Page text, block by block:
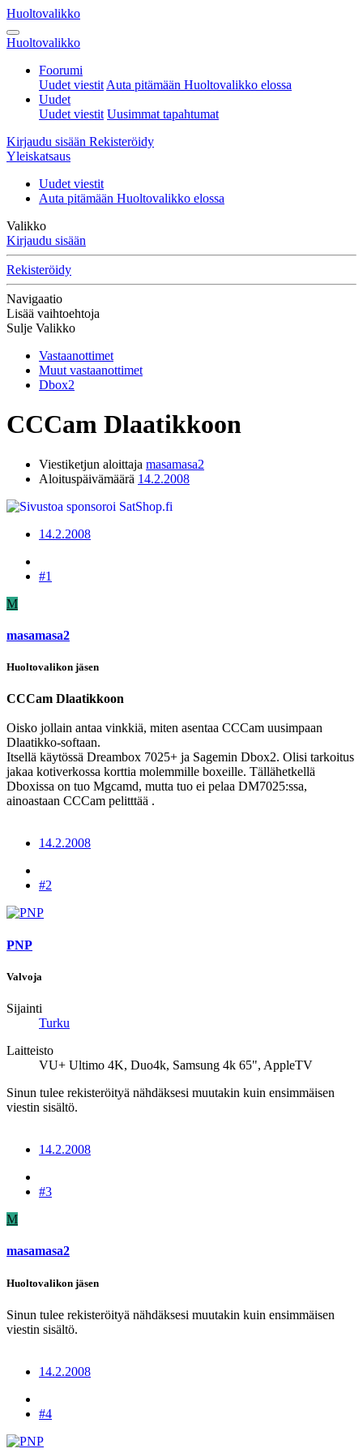
Huoltovalikko
Huoltovalikko
Foorumi
Uudet viestit Auta pitämään Huoltovalikko elossa
Uudet
Uudet viestit Uusimmat tapahtumat
Kirjaudu sisään Rekisteröidy
Yleiskatsaus
Uudet viestit
Auta pitämään Huoltovalikko elossa
Valikko
Kirjaudu sisään
Rekisteröidy
Navigaatio
Lisää vaihtoehtoja
Sulje Valikko
Vastaanottimet
Muut vastaanottimet
Dbox2
CCCam Dlaatikkoon
Viestiketjun aloittaja masamasa2
Aloituspäivämäärä 14.2.2008
14.2.2008
#1
M
masamasa2
Huoltovalikon jäsen
CCCam Dlaatikkoon
Oisko jollain antaa vinkkiä, miten asentaa CCCam uusimpaan
Dlaatikko-softaan.
Itsellä käytössä Dreambox 7025+ ja Sagemin Dbox2. Olisi tarkoitus
jakaa kotiverkossa korttia molemmille boxeille. Tällähetkellä
Dboxissa on tuo Mgcamd, mutta tuo ei pelaa DM7025:ssa,
ainoastaan CCCam pelitttää .
14.2.2008
#2
PNP
Valvoja
Sijainti
Turku
Laitteisto
VU+ Ultimo 4K, Duo4k, Samsung 4k 65", AppleTV
Sinun tulee rekisteröityä nähdäksesi muutakin kuin ensimmäisen
viestin sisältö.
14.2.2008
#3
M
masamasa2
Huoltovalikon jäsen
Sinun tulee rekisteröityä nähdäksesi muutakin kuin ensimmäisen
viestin sisältö.
14.2.2008
#4